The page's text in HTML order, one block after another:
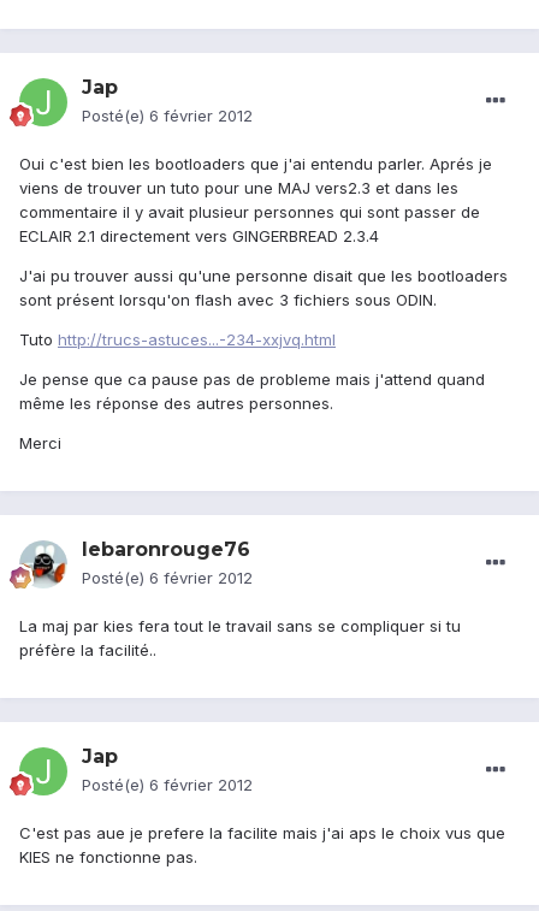
Jap
Posté(e) 6 février 2012
Oui c'est bien les bootloaders que j'ai entendu parler. Aprés je
viens de trouver un tuto pour une MAJ vers2.3 et dans les
commentaire il y avait plusieur personnes qui sont passer de
ECLAIR 2.1 directement vers GINGERBREAD 2.3.4
J'ai pu trouver aussi qu'une personne disait que les bootloaders
sont présent lorsqu'on flash avec 3 fichiers sous ODIN.
Tuto http://trucs-astuces...-234-xxjvq.html
Je pense que ca pause pas de probleme mais j'attend quand
même les réponse des autres personnes.
Merci
lebaronrouge76
Posté(e) 6 février 2012
La maj par kies fera tout le travail sans se compliquer si tu
préfère la facilité..
Jap
Posté(e) 6 février 2012
C'est pas aue je prefere la facilite mais j'ai aps le choix vus que
KIES ne fonctionne pas.